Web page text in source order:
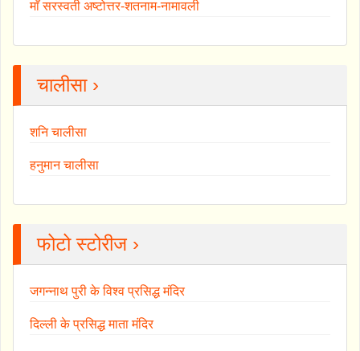
माँ सरस्वती अष्टोत्तर-शतनाम-नामावली
चालीसा ›
शनि चालीसा
हनुमान चालीसा
फोटो स्टोरीज ›
जगन्नाथ पुरी के विश्व प्रसिद्ध मंदिर
दिल्ली के प्रसिद्ध माता मंदिर